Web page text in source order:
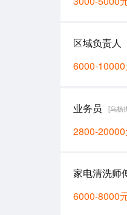
区域负责人
6000-10000
业务员 [乌杨
2800-20000
家电清洗师
6000-8000